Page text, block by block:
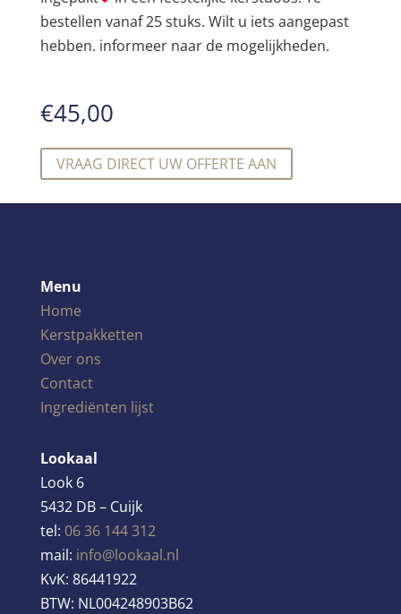
bestellen vanaf 25 stuks. Wilt u iets aangepast
hebben. informeer naar de mogelijkheden.
€45,00
VRAAG DIRECT UW OFFERTE AAN
Menu
Home
Kerstpakketten
Over ons
Contact
Ingrediënten lijst
Lookaal
Look 6
5432 DB – Cuijk
tel: 06 36 144 312
mail: info@lookaal.nl
KvK: 86441922
BTW: NL004248903B62